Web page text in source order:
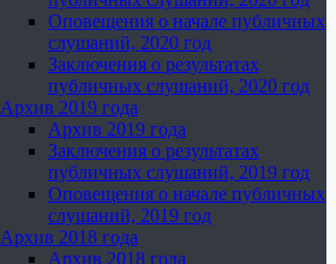
Оповещения о начале публичных
слушаний, 2020 год
Заключения о результатах
публичных слушаний, 2020 год
Архив 2019 года
Архив 2019 года
Заключения о результатах
публичных слушаний, 2019 год
Оповещения о начале публичных
слушаний, 2019 год
Архив 2018 года
Архив 2018 года